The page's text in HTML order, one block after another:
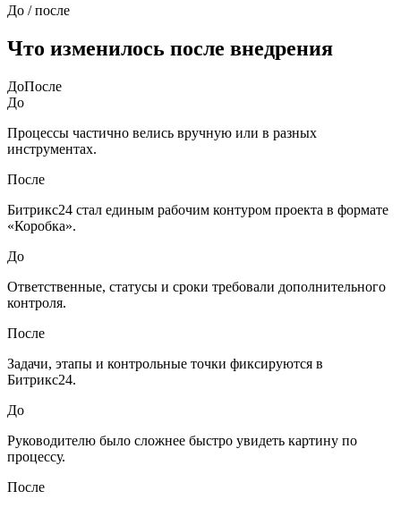
До / после
Что изменилось после внедрения
ДоПосле
До
Процессы частично велись вручную или в разных
инструментах.
После
Битрикс24 стал единым рабочим контуром проекта в формате
«Коробка».
До
Ответственные, статусы и сроки требовали дополнительного
контроля.
После
Задачи, этапы и контрольные точки фиксируются в
Битрикс24.
До
Руководителю было сложнее быстро увидеть картину по
процессу.
После